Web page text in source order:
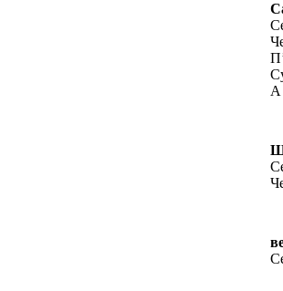
А